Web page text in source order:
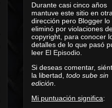
Durante casi cinco años
mantuve este sitio en
dirección pero Blogger lo
eliminó por violaciones
copyright, para conocer
detalles de lo que pasó
leer El Episodio
Si deseas comentar,
la libertad, todo sube sin
edición
Mi puntuación significa: